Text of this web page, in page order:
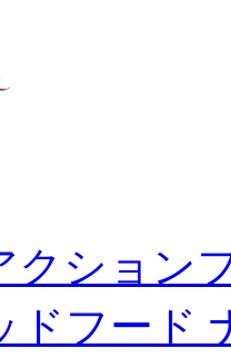
クション
ドフード